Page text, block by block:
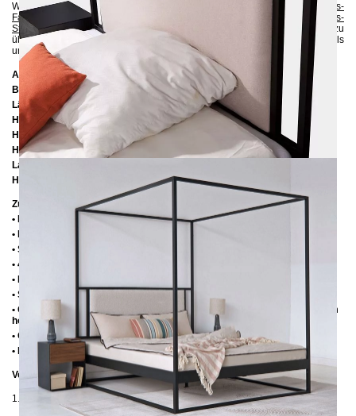
Wenn Sie sich bezüglich der Farbe unsicher sind, können Sie bis zu 5 Gratis-
Farbproben
anfordern :-). Sie können auch gerne zusätzlich bis zu 5 Gratis-
Stoffmusterbestellen, um sich von der Qualität und dem Aussehen zu
überzeugen. Auf diese Weise können Sie prüfen, ob die Farben des Metalls
und des Stoffs perfekt zu Ihrer Einrichtung passen.
Abmessungen
Breite:166 cm
Länge:
206 cm / 216 cm / 226 cm
Höhe:
200 cm
Höhe bis zur Rahmenunterkante:25 cm
Höhe bis zur Rahmenoberkante:
35 cm / 39 cm
Lattenrostabsenkung:
Höhe von Kopfteil-Element:
60 cm
Zusätzliche Informationen
• Handmade
• Metall: Pulverbeschichtet
• Stoff: 100% Polyester, weich & angenehm
• 4 cm breite Mitteltraverse mit Stützfuß
• Fußstopfen aus Kunststoff
• Seitenablagen für Lattenrost 2,8 cm
• Ohne Lattenrost (wir empfehlen bei Einlegetiefe von 10 cm max. 6-7 cm
hohe Lattenroste, damit die Matratze 3-4 cm in den Rahmen einsinkt)
• Ohne Matratze
• Lieferzustand: Zerlegt (in 4 Kartons)
Verpackungsdetails
1. Karton: 2050 x 420 x 100 mm, ≈ 20 kg